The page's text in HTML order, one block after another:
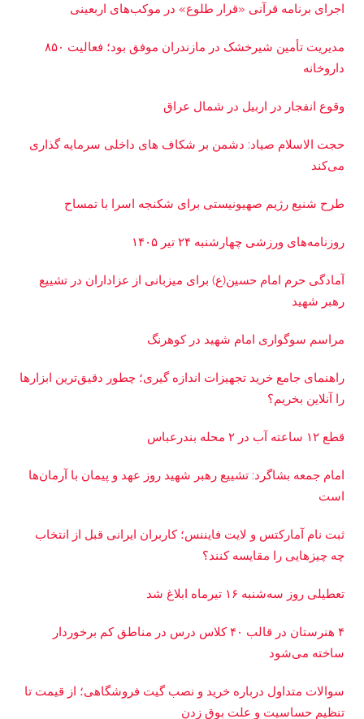
اجرای برنامه قرآنی «قرار طلوع» در موکب‌های اربعینی
مدیریت تأمین شیرخشک در مازندران موفق بود؛ فعالیت ۸۵۰
داروخانه
وقوع انفجار در اربیل در شمال عراق
حجت الاسلام صیاد: دشمن بر شکاف‌ های داخلی سرمایه‌ گذاری
می‌کند
طرح شنیع رژیم صهیونیستی برای شکنجه اسرا با تمساح
روزنامه‌های ورزشی چهارشنبه ۲۴ تیر ۱۴۰۵
آمادگی حرم امام حسین(ع) برای میزبانی از عزاداران در تشییع
رهبر شهید
مراسم سوگواری امام شهید در کوهرنگ
راهنمای جامع خرید تجهیزات اندازه گیری؛ چطور دقیق‌ترین ابزارها
را آنلاین بخریم؟
قطع ۱۲ ساعته آب در ۲ محله بندرعباس
امام جمعه بشاگرد: تشییع رهبر شهید روز عهد و پیمان با آرمان‌ها
است
ثبت نام آمارکتس و لایت فایننس؛ کاربران ایرانی قبل از انتخاب
چه چیزهایی را مقایسه کنند؟
تعطیلی روز سه‌شنبه ۱۶ تیرماه ابلاغ شد
۴ هنرستان در قالب ۴۰ کلاس درس در مناطق کم برخوردار
ساخته می‌شود
سوالات متداول درباره خرید و نصب گیت فروشگاهی؛ از قیمت تا
تنظیم حساسیت و علت بوق زدن